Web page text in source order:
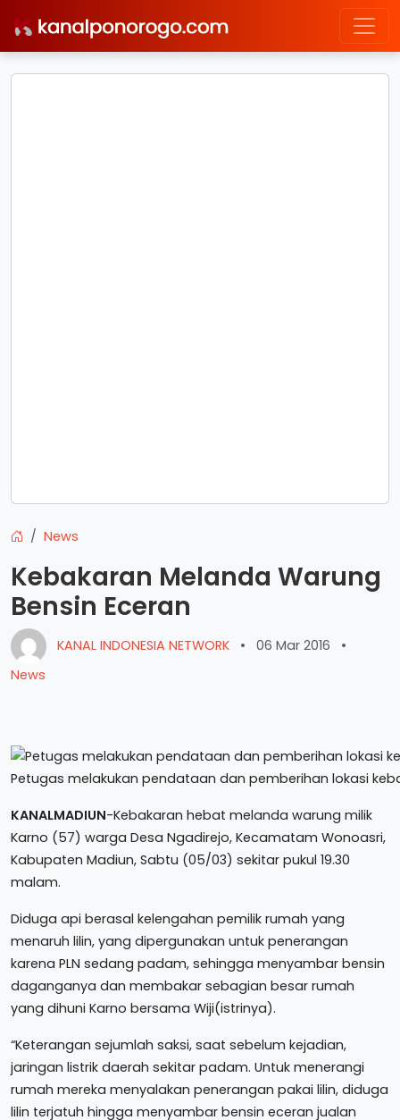
News
Kebakaran Melanda Warung
Bensin Eceran
KANAL INDONESIA NETWORK • 06 Mar 2016
•
News
Petugas melakukan pendataan dan pemberihan lokasi
KANALMADIUN-Kebakaran hebat melanda warung milik
Karno (57) warga Desa Ngadirejo, Kecamatam Wonoasri,
Kabupaten Madiun, Sabtu (05/03) sekitar pukul 19.30
malam.
Diduga api berasal kelengahan pemilik rumah yang
menaruh lilin, yang dipergunakan untuk penerangan
karena PLN sedang padam, sehingga menyambar bensin
daganganya dan membakar sebagian besar rumah
yang dihuni Karno bersama Wiji(istrinya).
“Keterangan sejumlah saksi, saat sebelum kejadian,
jaringan listrik daerah sekitar padam. Untuk menerangi
rumah mereka menyalakan penerangan pakai lilin, diduga
lilin terjatuh hingga menyambar bensin eceran jualan